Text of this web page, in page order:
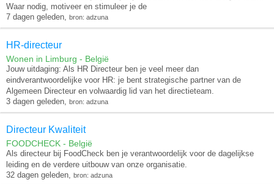
Waar nodig, motiveer en stimuleer je de
7 dagen geleden, bron: adzuna
HR-directeur
Wonen in Limburg - België
Jouw uitdaging: Als HR Directeur ben je veel meer dan
eindverantwoordelijke voor HR: je bent strategische partner van de
Algemeen Directeur en volwaardig lid van het directieteam.
3 dagen geleden, bron: adzuna
Directeur Kwaliteit
FOODCHECK - België
Als directeur bij FoodCheck ben je verantwoordelijk voor de dagelijkse
leiding en de verdere uitbouw van onze organisatie.
32 dagen geleden, bron: adzuna